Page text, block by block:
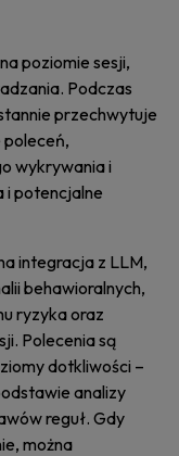
poziomie sesji,
Podczas
przechwytuje
poleceń,
wykrywania i
i potencjalne
integracja z LLM,
behawioralnych,
ryzyka oraz
Polecenia są
dotkliwości –
analizy
reguł. Gdy
można